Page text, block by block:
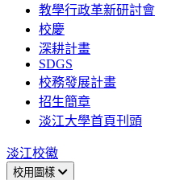
教學行政革新研討會
校慶
深耕計畫
SDGS
校務發展計畫
招生簡章
淡江大學首頁刊頭
淡江校徽
校用圖樣